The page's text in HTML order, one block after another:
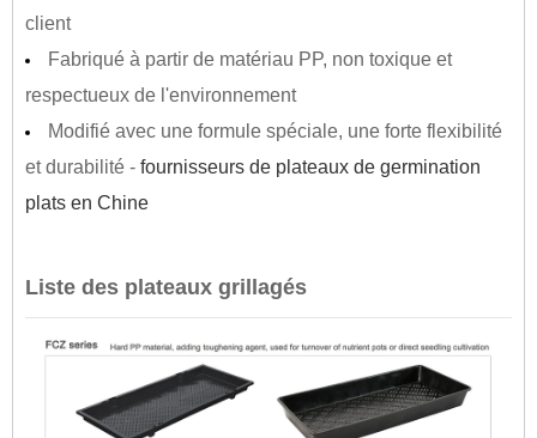
client
Fabriqué à partir de matériau PP, non toxique et
respectueux de l'environnement
Modifié avec une formule spéciale, une forte flexibilité
et durabilité - fournisseurs de plateaux de germination
plats en Chine
Liste des plateaux grillagés